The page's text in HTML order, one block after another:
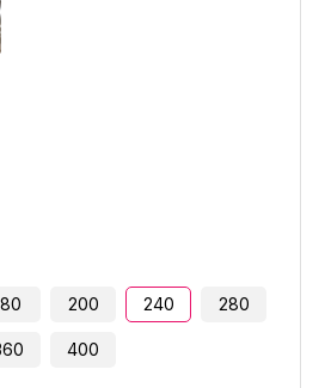
200 240 280
400